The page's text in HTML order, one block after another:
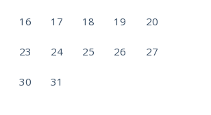
16 17 18 19 20
23 24 25 26 27
30 31